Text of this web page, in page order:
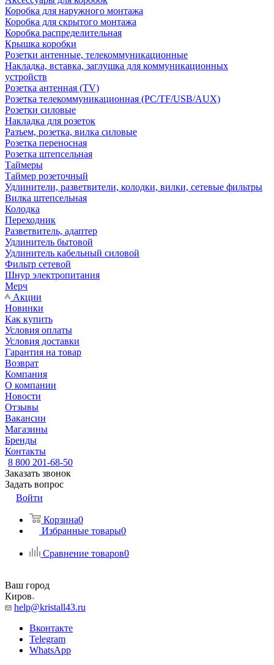
Коробка для наружного монтажа
Коробка для скрытого монтажа
Коробка распределительная
Крышка коробки
Розетки антенные, телекоммуникационные
Накладка, вставка, заглушка для коммуникационных
устройств
Розетка антенная (TV)
Розетка телекоммуникационная (PC/TF/USB/AUX)
Розетки силовые
Накладка для розеток
Разъем, розетка, вилка силовые
Розетка переносная
Розетка штепсельная
Таймеры
Таймер розеточный
Удлинители, разветвители, колодки, вилки, сетевые фильтры
Вилка штепсельная
Колодка
Переходник
Разветвитель, адаптер
Удлинитель бытовой
Удлинитель кабельный силовой
Фильтр сетевой
Шнур электропитания
Мерч
Акции
Новинки
Как купить
Условия оплаты
Условия доставки
Гарантия на товар
Возврат
Компания
О компании
Новости
Отзывы
Вакансии
Магазины
Бренды
Контакты
8 800 201-68-50
Заказать звонок
Задать вопрос
Войти
Корзина0
Избранные товары0
Сравнение товаров0
Ваш город
Киров
help@kristall43.ru
Вконтакте
Telegram
WhatsApp